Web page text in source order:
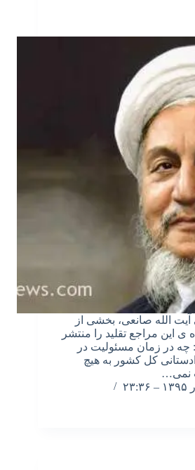
الله صانعی، بخشی از
این مراجع تقلید را منتشر
چه در زمان مسئولیت در
کل کشور به هیچ
نمی…